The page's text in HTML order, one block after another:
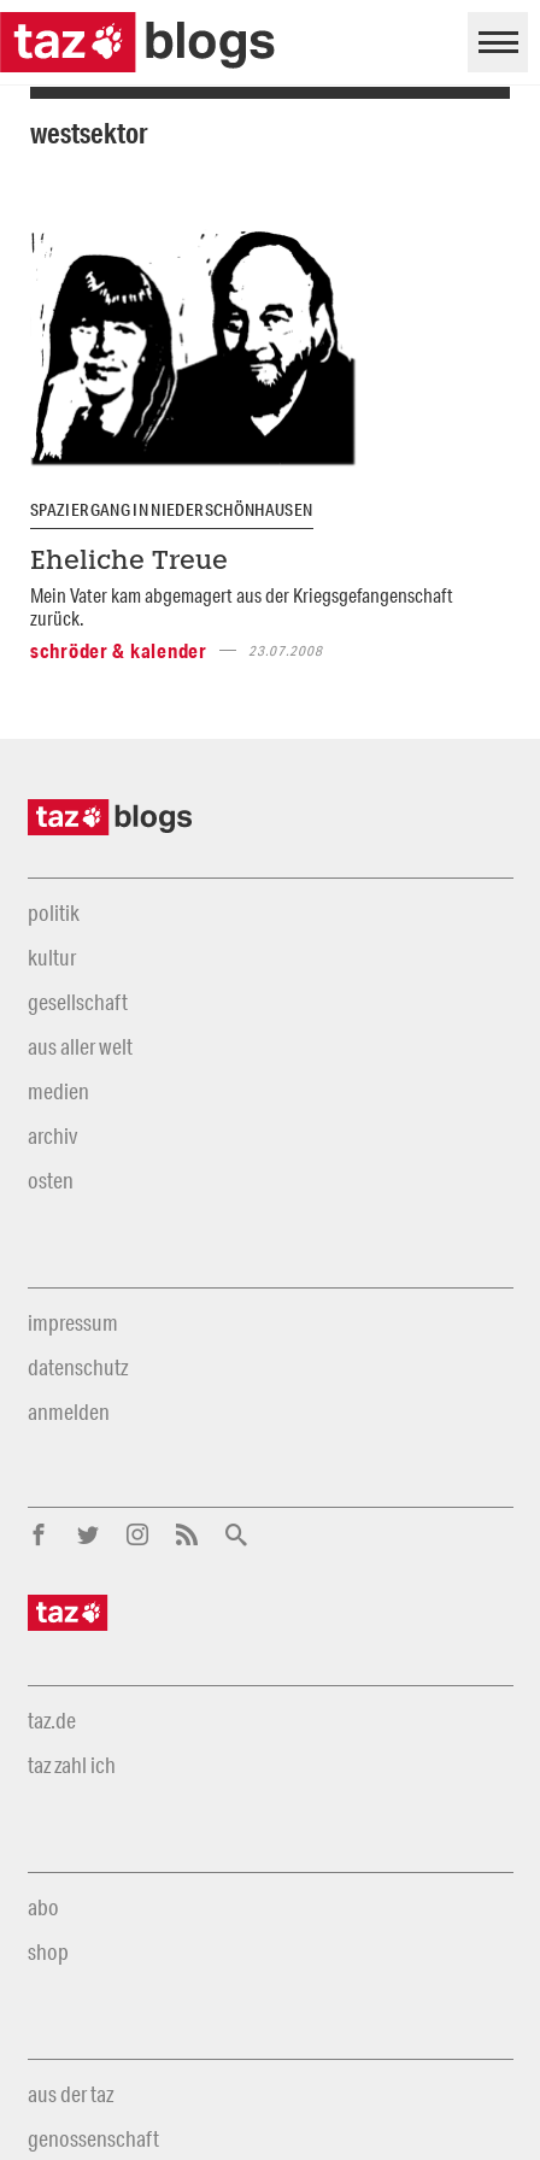
westsektor
SPAZIERGANG IN NIEDERSCHÖNHAUSEN
Eheliche Treue
Mein Vater kam abgemagert aus der Kriegsgefangenschaft
zurück.
schröder & kalender
23.07.2008
politik
kultur
gesellschaft
aus aller welt
medien
archiv
osten
impressum
datenschutz
anmelden
taz.de
taz zahl ich
abo
shop
aus der taz
genossenschaft